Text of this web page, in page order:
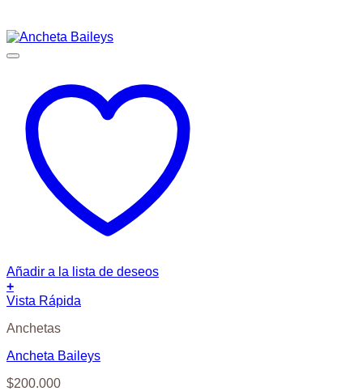
Añadir a la lista de deseos
+
Vista Rápida
Anchetas
Ancheta Baileys
$200.000